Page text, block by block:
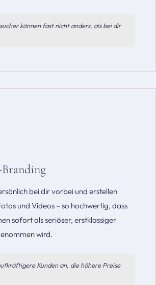
können fast nicht anders, als bei dir
bei dir vorbei und erstellen
und Videos – so hochwertig, dass
sofort als seriöser, erstklassiger
wird.
Kunden an, die höhere Preise